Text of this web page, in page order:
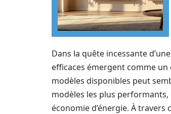
Dans la quête incessante
efficaces émergent comme
modèles disponibles peut
modèles les plus
économie d’énergie. À